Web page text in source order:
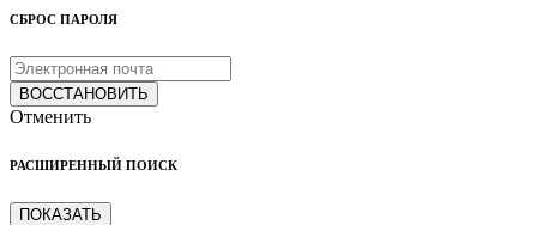
СБРОС ПАРОЛЯ
ВОССТАНОВИТЬ
Отменить
РАСШИРЕННЫЙ ПОИСК
ПОКАЗАТЬ